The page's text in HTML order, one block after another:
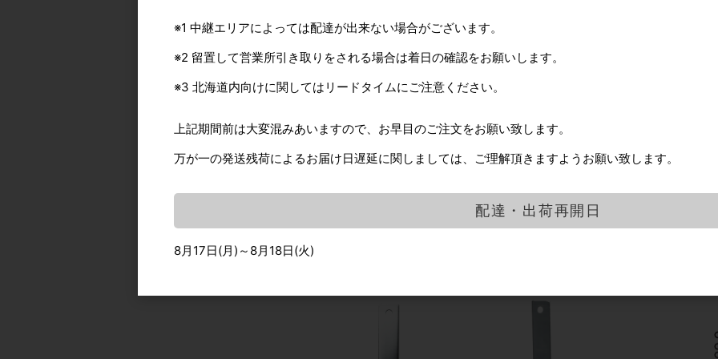
耐荷重 15kg
販売単位 1個
※1 中継エリアによっては配達が出来ない場合がございます。
※2 留置して営業所引き取りをされる場合は着日の確認をお願いします。
※3 北海道内向けに関してはリードタイムにご注意ください。
上記期間前は大変混みあいますので、お早目のご注文をお願い致します。
万が一の発送残荷によるお届け日遅延に関しましては、ご理解頂きますようお願い致します。
配達・出荷再開日
8月17日(月)～8月18日(火)